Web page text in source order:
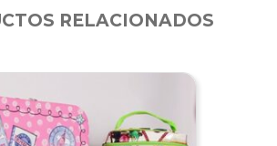
RELACIONADOS